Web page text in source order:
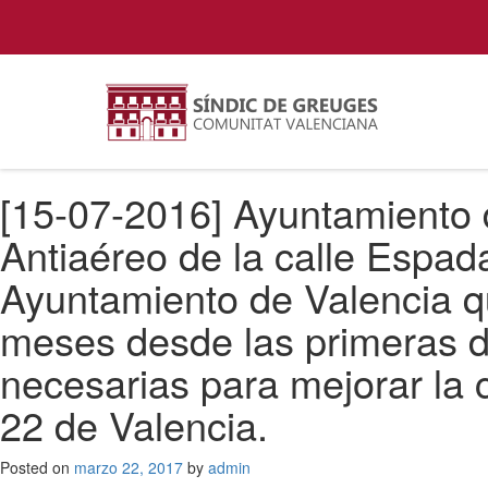
[15-07-2016]
Antiaéreo de la calle
Ayuntamiento de Valencia
meses desde las primeras
necesarias para mejorar la
22 de Valencia.
Posted on marzo 22, 2017 by admin